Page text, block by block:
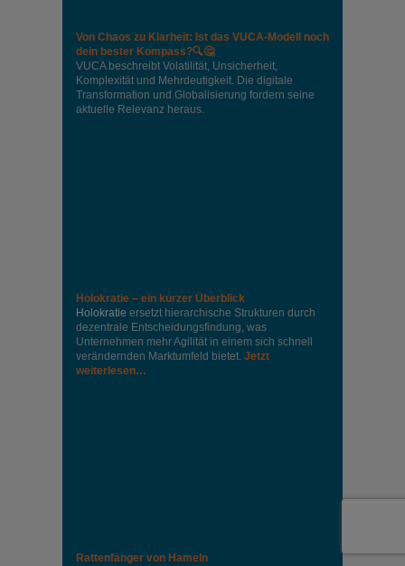
Von Chaos zu Klarheit: Ist das VUCA-Modell noch
dein bester Kompass?🔍🤔
VUCA beschreibt Volatilität, Unsicherheit,
Komplexität und Mehrdeutigkeit. Die digitale
Transformation und Globalisierung fordern seine
aktuelle Relevanz heraus.
Holokratie – ein kurzer Überblick
Holokratie ersetzt hierarchische Strukturen durch
dezentrale Entscheidungsfindung, was
Unternehmen mehr Agilität in einem sich schnell
verändernden Marktumfeld bietet. Jetzt
weiterlesen…
Rattenfänger von Hameln